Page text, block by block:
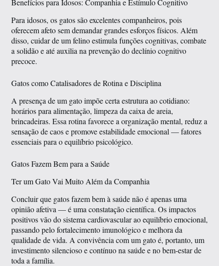
Benefícios para Idosos: Companhia e Estímulo Cognitivo
Para idosos, os gatos são excelentes companheiros, pois
oferecem afeto sem demandar grandes esforços físicos. Além
disso, cuidar de um felino estimula funções cognitivas, combate
a solidão e até auxilia na prevenção do declínio cognitivo
precoce.
Gatos como Catalisadores de Rotina e Disciplina
A presença de um gato impõe certa estrutura ao cotidiano:
horários para alimentação, limpeza da caixa de areia,
brincadeiras. Essa rotina favorece a organização mental, reduz a
sensação de caos e promove estabilidade emocional — fatores
essenciais para o equilíbrio psicológico.
Gatos Fazem Bem para a Saúde
Ter um Gato Vai Muito Além da Companhia
Concluir que gatos fazem bem à saúde não é apenas uma
opinião afetiva — é uma constatação científica. Os impactos
positivos vão do sistema cardiovascular ao equilíbrio emocional,
passando pelo fortalecimento imunológico e melhora da
qualidade de vida. A convivência com um gato é, portanto, um
investimento silencioso e contínuo na saúde e no bem-estar de
toda a família.